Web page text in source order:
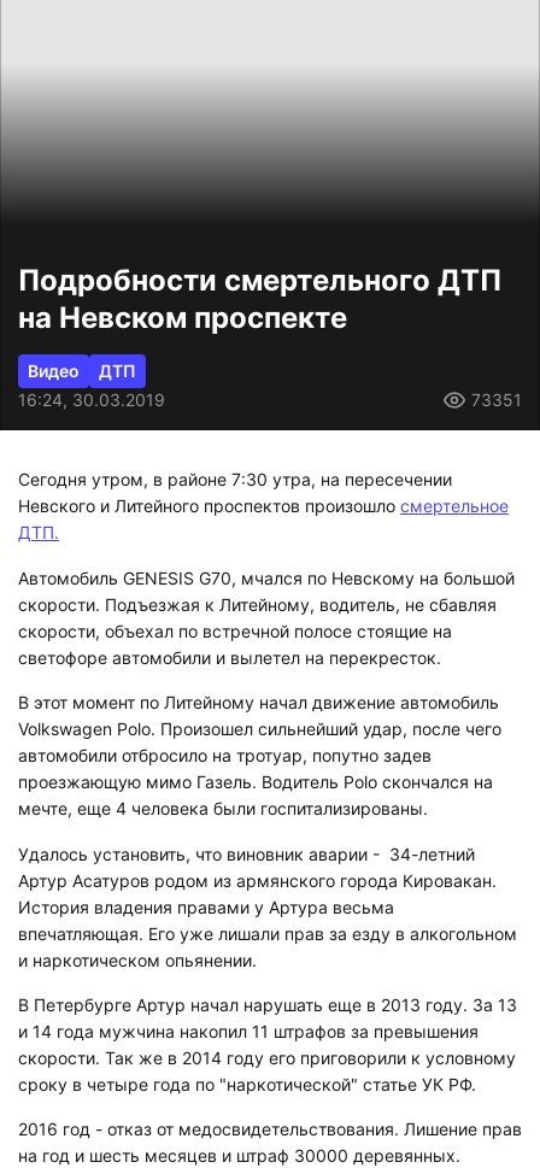
Подробности смертельного ДТП
на Невском проспекте
Видео
ДТП
16:24, 30.03.2019
73351
Сегодня утром, в районе 7:30 утра, на пересечении
Невского и Литейного проспектов произошло смертельное
ДТП.
Автомобиль GЕNЕSIS G70, мчался по Невскому на большой
скорости. Подъезжая к Литейному, водитель, не сбавляя
скорости, объехал по встречной полосе стоящие на
светофоре автомобили и вылетел на перекресток.
В этот момент по Литейному начал движение автомобиль
Volkswagen Polo. Произошел сильнейший удар, после чего
автомобили отбросило на тротуар, попутно задев
проезжающую мимо Газель. Водитель Polo скончался на
мечте, еще 4 человека были госпитализированы.
Удалось установить, что виновник аварии - 34-летний
Артур Асатуров родом из армянского города Кировакан.
История владения правами у Артура весьма
впечатляющая. Его уже лишали прав за езду в алкогольном
и наркотическом опьянении.
В Петербурге Артур начал нарушать еще в 2013 году. За 13
и 14 года мужчина накопил 11 штрафов за превышения
скорости. Так же в 2014 году его приговорили к условному
сроку в четыре года по "наркотической" статье УК РФ.
2016 год - отказ от медосвидетельствования. Лишение прав
на год и шесть месяцев и штраф 30000 деревянных.